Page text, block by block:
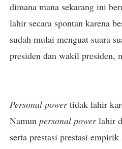
dimana mana sekarang ini
lahir secara spontan karena
sudah mulai menguat suara
presiden dan wakil presiden,
Personal powertidak lahir
Namun personal powerlahir
serta prestasi prestasi empirik